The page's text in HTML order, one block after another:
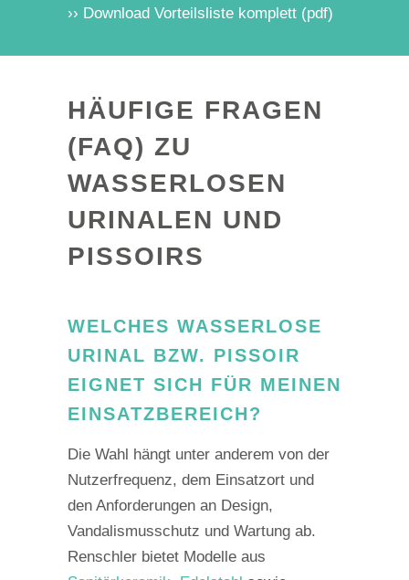
›› Download Vorteilsliste komplett (pdf)
HÄUFIGE FRAGEN
(FAQ) ZU
WASSERLOSEN
URINALEN UND
PISSOIRS
WELCHES WASSERLOSE
URINAL BZW. PISSOIR
EIGNET SICH FÜR MEINEN
EINSATZBEREICH?
Die Wahl hängt unter anderem von der
Nutzerfrequenz, dem Einsatzort und
den Anforderungen an Design,
Vandalismusschutz und Wartung ab.
Renschler bietet Modelle aus